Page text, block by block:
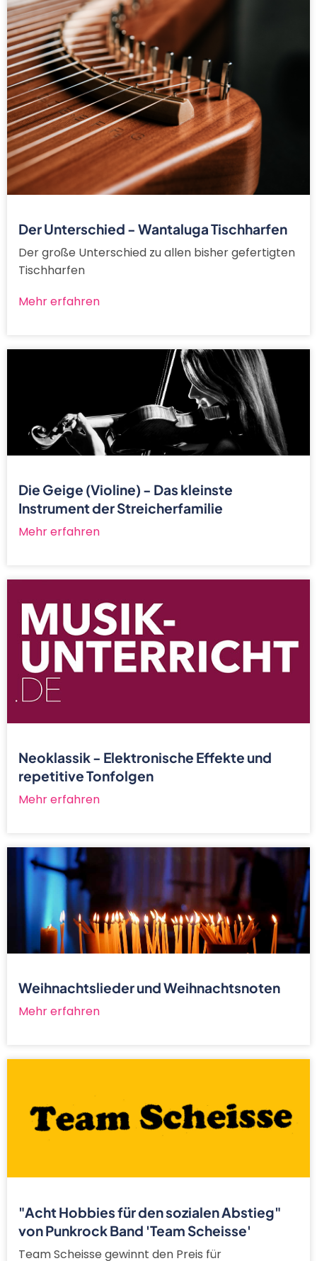
Der Unterschied - Wantaluga Tischharfen
Der große Unterschied zu allen bisher gefertigten
Tischharfen
Mehr erfahren
Die Geige (Violine) - Das kleinste
Instrument der Streicherfamilie
Mehr erfahren
Neoklassik - Elektronische Effekte und
repetitive Tonfolgen
Mehr erfahren
Weihnachtslieder und Weihnachtsnoten
Mehr erfahren
"Acht Hobbies für den sozialen Abstieg"
von Punkrock Band 'Team Scheisse'
Team Scheisse gewinnt den Preis für